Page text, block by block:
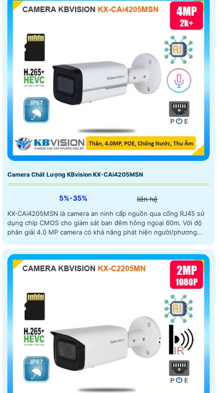
Camera Chất Lượng KBvision KX-CAi4205MSN
5%-35% liên hệ
KX-CAi4205MSN là camera an ninh cấp nguồn qua cổng RJ45 sử
dụng chip CMOS cho giám sát ban đêm hồng ngoại 60m. Với độ
phân giải 4.0 MP camera có khả năng phát hiện người/phương...